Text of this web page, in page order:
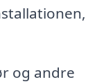
og andre